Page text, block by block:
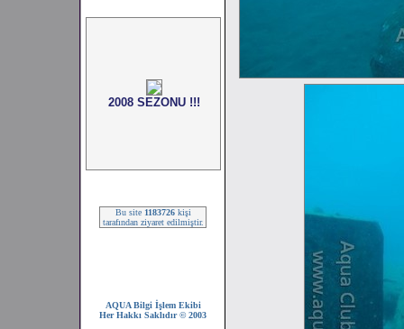
2008 SEZONU !!!
Bu site 1183726kişi
tarafından ziyaret edilmiştir.
AQUA Bilgi İşlem Ekibi
Her Hakkı Saklıdır © 2003